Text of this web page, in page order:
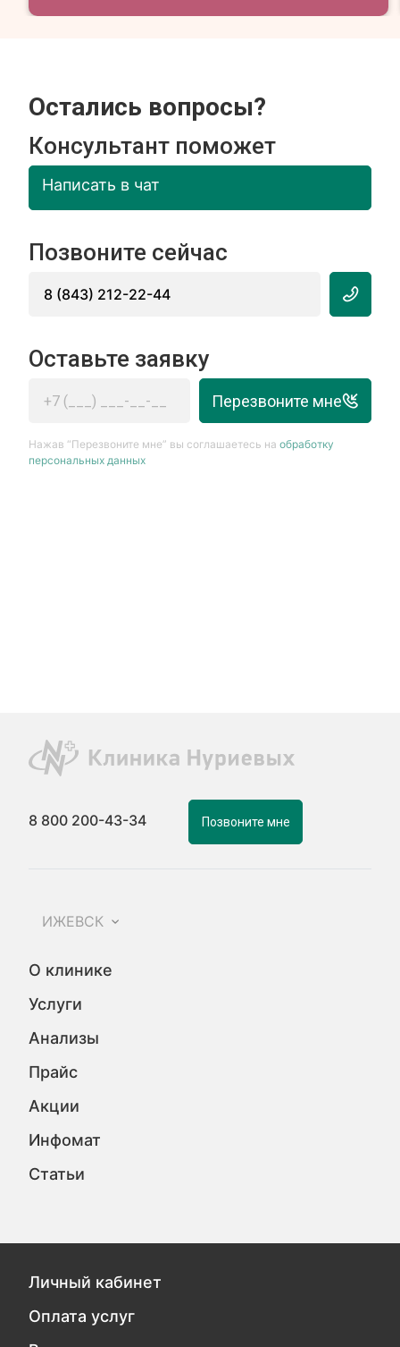
Остались вопросы?
Консультант поможет
Написать в чат
Позвоните сейчас
8 (843) 212-22-44
Оставьте заявку
Перезвоните мне
Нажав “Перезвоните мне” вы соглашаетесь наобработку
персональных данных
8 800 200-43-34 Позвоните мне
ИЖЕВСК
О клинике
Услуги
Анализы
Прайс
Акции
Инфомат
Статьи
Личный кабинет
Оплата услуг